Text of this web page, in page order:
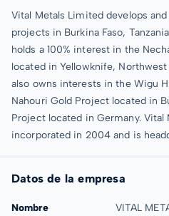
Vital Metals Limited develops
projects in Burkina Faso,
holds a 100% interest in the
located in Yellowknife,
also owns interests in the Wigu
Nahouri Gold Project located in
Project located in Germany. Vital
incorporated in 2004 and is
Datos de la empresa
Nombre VITAL